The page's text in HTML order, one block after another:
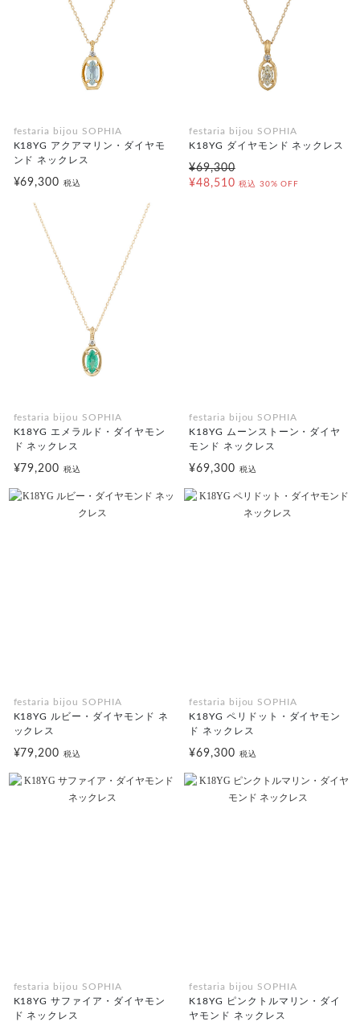
festaria bijou SOPHIA
K18YG アクアマリン・ダイヤモ
ンド ネックレス
¥69,300税込
festaria bijou SOPHIA
K18YG ダイヤモンド ネックレス
¥69,300
¥48,510 税込 30% OFF
festaria bijou SOPHIA
K18YG エメラルド・ダイヤモン
ド ネックレス
¥79,200税込
festaria bijou SOPHIA
K18YG ムーンストーン・ダイヤ
モンド ネックレス
¥69,300 税込
festaria bijou SOPHIA
K18YG ルビー・ダイヤモンド ネ
ックレス
¥79,200税込
festaria bijou SOPHIA
K18YG ペリドット・ダイヤモン
ド ネックレス
¥69,300 税込
festaria bijou SOPHIA
K18YG サファイア・ダイヤモン
ド ネックレス
festaria bijou SOPHIA
K18YG ピンクトルマリン・ダイ
ヤモンド ネックレス